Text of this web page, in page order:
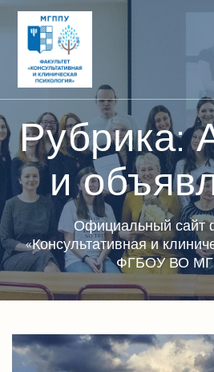
Рубрика:
и
Официальный сайт
«Консультативная и
ФГБОУ ВО